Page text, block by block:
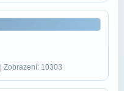
| Zobrazení: 10303